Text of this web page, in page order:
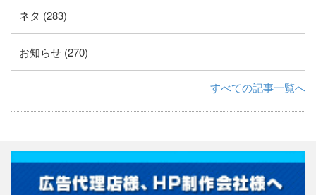
ネタ (283)
お知らせ (270)
すべての記事一覧へ